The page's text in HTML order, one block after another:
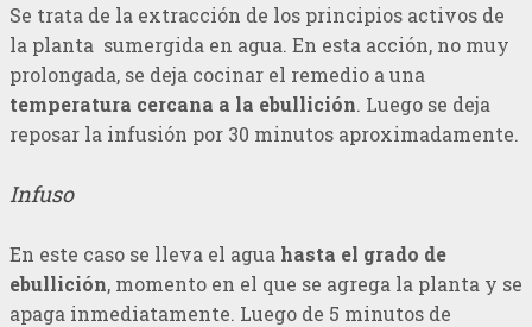
Se trata de la extracción de los principios activos de
la planta sumergida en agua. En esta acción, no muy
prolongada, se deja cocinar el remedio a una
temperatura cercana a la ebullición. Luego se deja
reposar la infusión por 30 minutos aproximadamente.
Infuso
En este caso se lleva el agua hasta el grado de
ebullición, momento en el que se agrega la planta y se
apaga inmediatamente. Luego de 5 minutos de